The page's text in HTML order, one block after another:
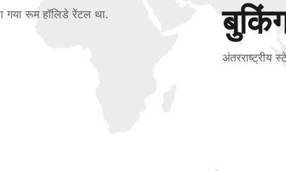
गया रूम हॉलिडे रेंटल था.
अंतरराष्ट्रीय